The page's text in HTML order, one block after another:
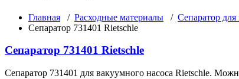
Главная / Расходные материалы / Сепаратор для
Сепаратор 731401 Rietschle
Сепаратор 731401 Rietschle
Сепаратор 731401 для вакуумного насоса Rietschle.